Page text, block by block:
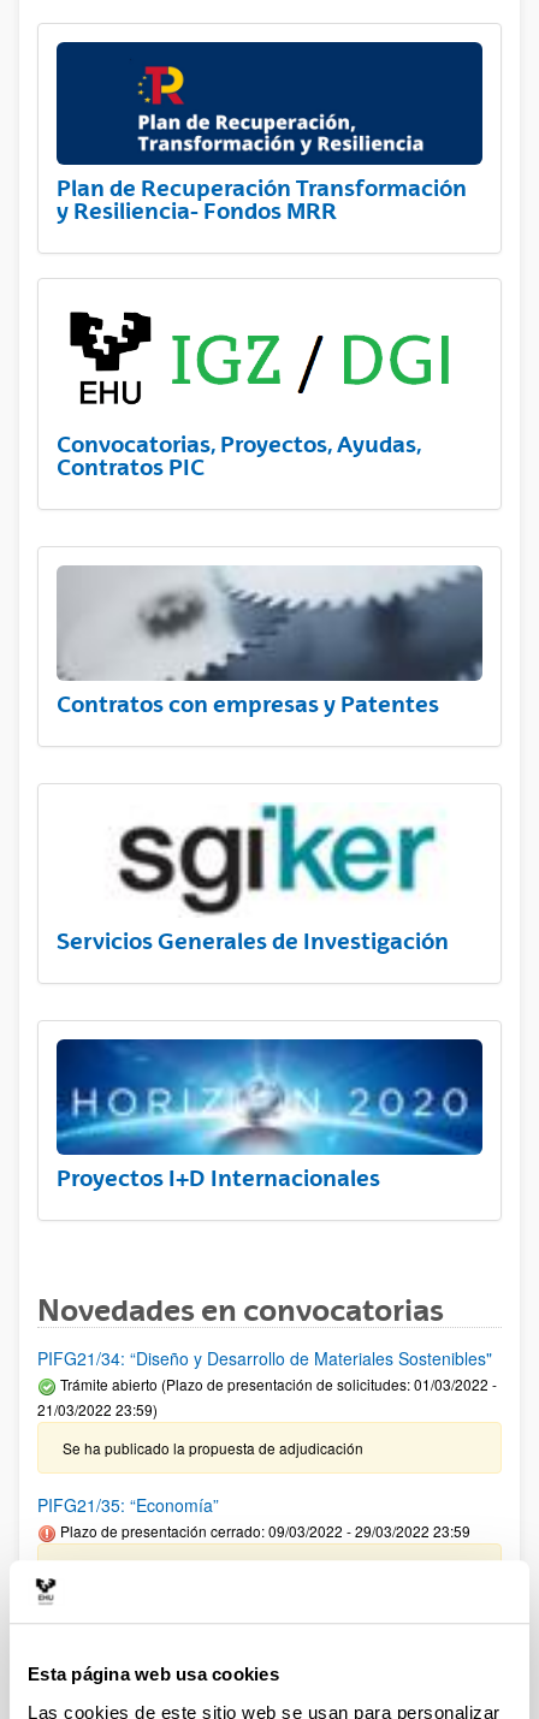
Esta página web usa cookies
Las cookies de este sitio web se usan para personalizar
Plan de Recuperación Transformación
y Resiliencia- Fondos MRR
Convocatorias, Proyectos, Ayudas,
Contratos PIC
Contratos con empresas y Patentes
Servicios Generales de Investigación
Proyectos I+D Internacionales
Novedades en convocatorias
PIFG21/34: “Diseño y Desarrollo de Materiales Sostenibles"
Trámite abierto (Plazo de presentación de solicitudes: 01/03/2022 -
21/03/2022 23:59)
Se ha publicado la propuesta de adjudicación
PIFG21/35: “Economía”
Plazo de presentación cerrado: 09/03/2022 - 29/03/2022 23:59
CONVOCATORIA 2022 DE AYUDAS A PROYECTOS DE
TUMORAL DE LA FUNDACIÓN LAIR
Plazo de presentación cerrado: 05/04/2022 - 30/04/2022 23:59